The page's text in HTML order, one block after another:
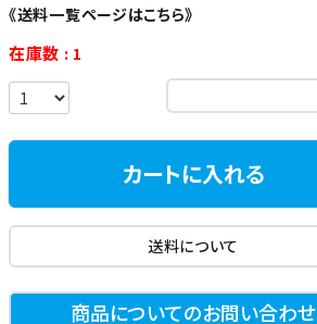
《送料一覧ページはこちら》
在庫数
1
カートに入れる
送料について
商品についてのお問い合わせ